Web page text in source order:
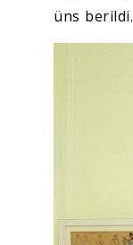
üns berildi.